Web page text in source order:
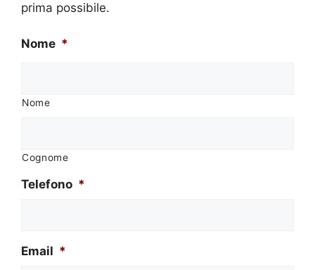
prima possibile.
Nome *
Nome
Cognome
Telefono *
Email *